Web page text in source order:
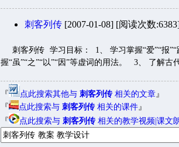
刺客列传 [2007-01-08] [阅读次数
刺客列传 学习目标： 1、 学习掌握“爱”“报”“
握“虽”“之”“以”“因”等虚词的用法。 3、 了解
『 点此搜索其他与 刺客列传 相关的文章』
『
点此搜索与 刺客列传 相关的课件』
『
点此搜索与 刺客列传 相关的教学视频|课文